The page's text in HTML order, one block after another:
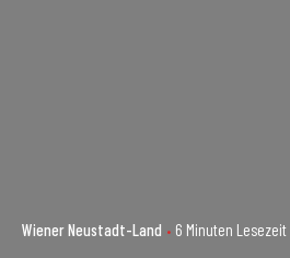
Wiener Neustadt-Land 6 Minuten Lesezeit